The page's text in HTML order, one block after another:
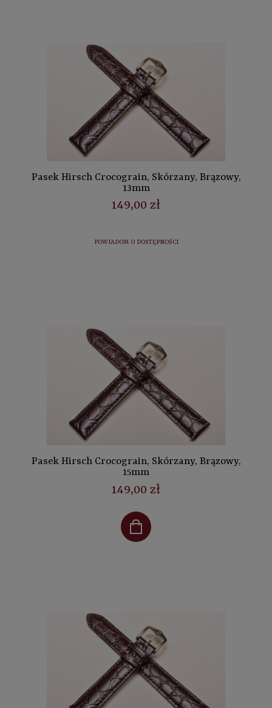
Pasek Hirsch Crocograin, Skórzany, Brązowy,
13mm
149,00 zł
POWIADOM O DOSTĘPNOŚCI
Pasek Hirsch Crocograin, Skórzany, Brązowy,
15mm
149,00 zł